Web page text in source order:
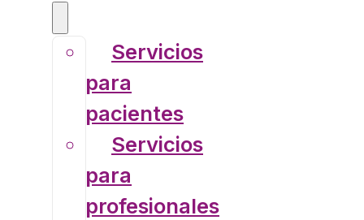
Servicios
para
pacientes
Servicios
para
profesionales